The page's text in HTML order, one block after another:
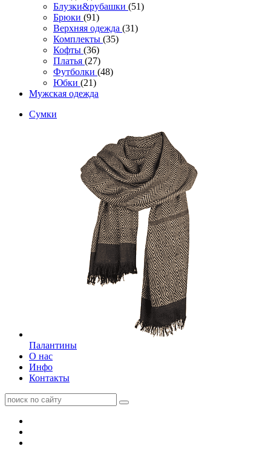
Блузки&рубашки (51)
Брюки (91)
Верхняя одежда (31)
Комплекты (35)
Кофты (36)
Платья (27)
Футболки (48)
Юбки (21)
Мужская одежда
Сумки
Палантины
О нас
Инфо
Контакты